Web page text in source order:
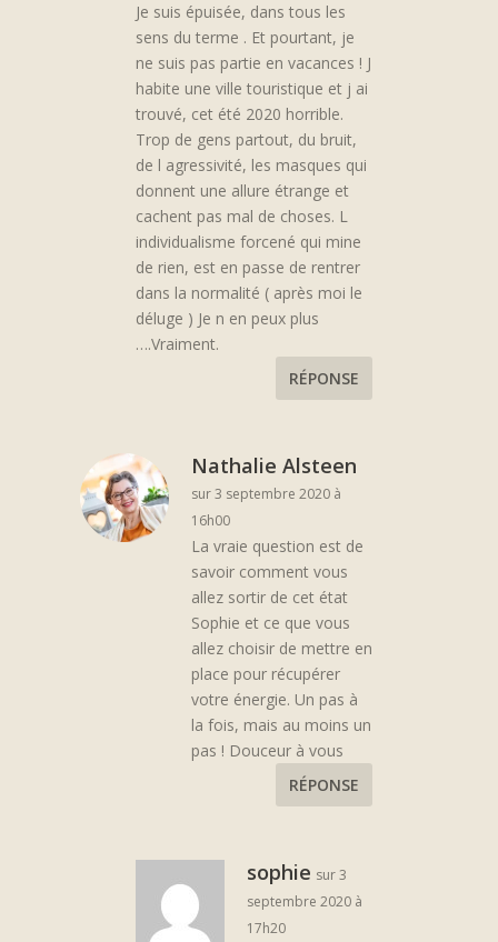
Je suis épuisée, dans tous les
sens du terme . Et pourtant, je
ne suis pas partie en vacances ! J
habite une ville touristique et j ai
trouvé, cet été 2020 horrible.
Trop de gens partout, du bruit,
de l agressivité, les masques qui
donnent une allure étrange et
cachent pas mal de choses. L
individualisme forcené qui mine
de rien, est en passe de rentrer
dans la normalité ( après moi le
déluge ) Je n en peux plus
….Vraiment.
RÉPONSE
Nathalie Alsteen
sur 3 septembre 2020 à
16h00
La vraie question est de
savoir comment vous
allez sortir de cet état
Sophie et ce que vous
allez choisir de mettre en
place pour récupérer
votre énergie. Un pas à
la fois, mais au moins un
pas ! Douceur à vous
RÉPONSE
sophie sur 3
septembre 2020 à
17h20